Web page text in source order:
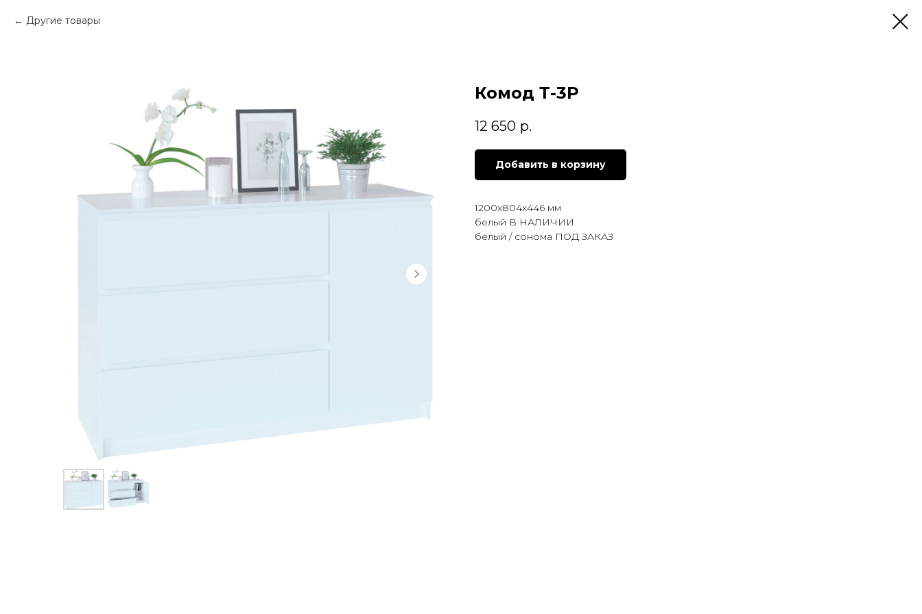
Другие товары
Комод Т-3Р
12 650 р.
Добавить в корзину
1200х804х446 мм
белый В НАЛИЧИИ
белый / сонома ПОД ЗАКАЗ